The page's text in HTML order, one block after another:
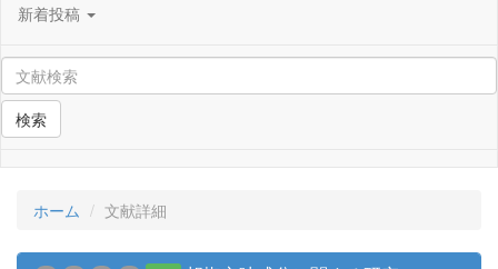
新着投稿
検索
ホーム 文献詳細